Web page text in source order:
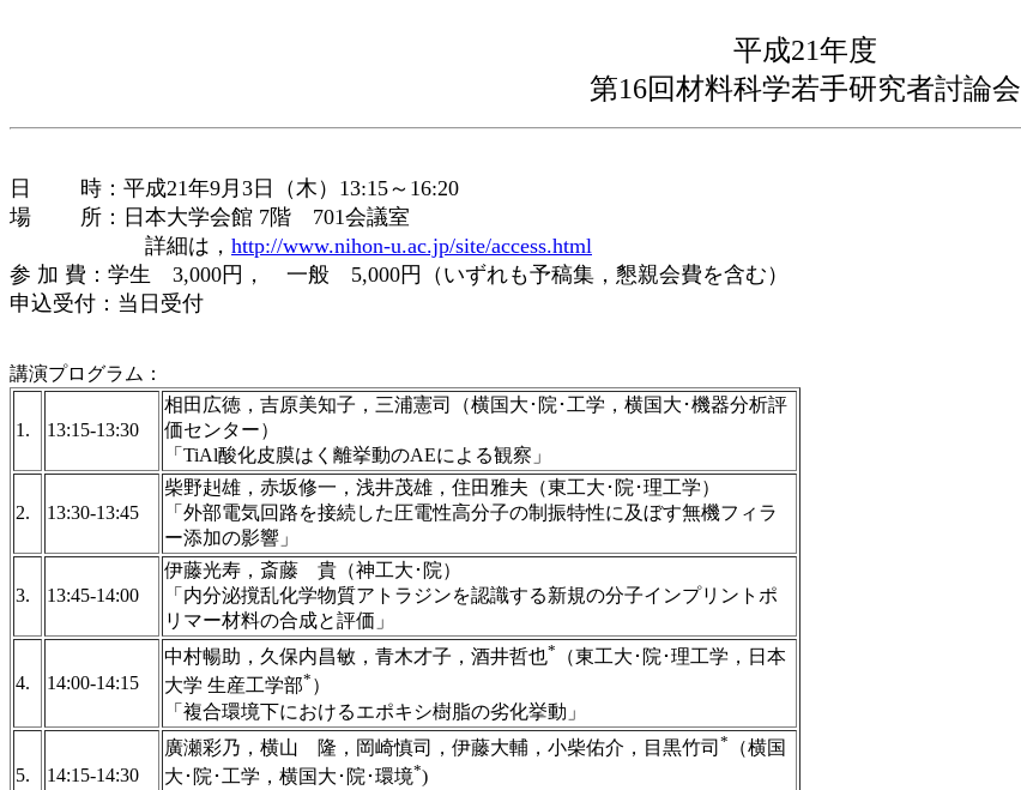
平成21年度
第16回材料科学若手研究者討論会
日 時：平成21年9月3日（木）13:15～16:20
場 所：日本大学会館 7階 701会議室
詳細は， http://www.nihon-u.ac.jp/site/access.html
参 加 費：学生 3,000円， 一般 5,000円（いずれも予稿集，懇親会費を含む）
申込受付：当日受付
講演プログラム：
1. 13:15-13:30
相田広徳，吉原美知子，三浦憲司（横国大･院･工学，横国大･機器分析評
価センター）
「TiAl酸化皮膜はく離挙動のAEによる観察」
2. 13:30-13:45
柴野赳雄，赤坂修一，浅井茂雄，住田雅夫（東工大･院･理工学）
「外部電気回路を接続した圧電性高分子の制振特性に及ぼす無機フィラ
ー添加の影響」
3. 13:45-14:00
伊藤光寿，斎藤 貴（神工大･院）
「内分泌撹乱化学物質アトラジンを認識する新規の分子インプリントポ
リマー材料の合成と評価」
4. 14:00-14:15
中村暢助，久保内昌敏，青木才子，酒井哲也*
（東工大･院･理工学，日本
大学 生産工学部* ）
「複合環境下におけるエポキシ樹脂の劣化挙動」
5. 14:15-14:30
廣瀬彩乃，横山 隆，岡崎慎司，伊藤大輔，小柴佑介，目黒竹司 *
（横国
大･院･工学，横国大･院･環境*)